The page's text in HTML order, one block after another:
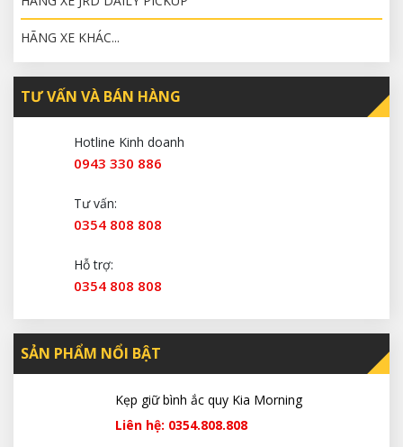
HÃNG XE KHÁC...
TƯ VẤN VÀ BÁN HÀNG
Hotline Kinh doanh
0943 330 886
Tư vấn:
0354 808 808
Hỗ trợ:
0354 808 808
SẢN PHẨM NỔI BẬT
Kẹp giữ bình ắc quy Kia Morning
Liên hệ: 0354.808.808